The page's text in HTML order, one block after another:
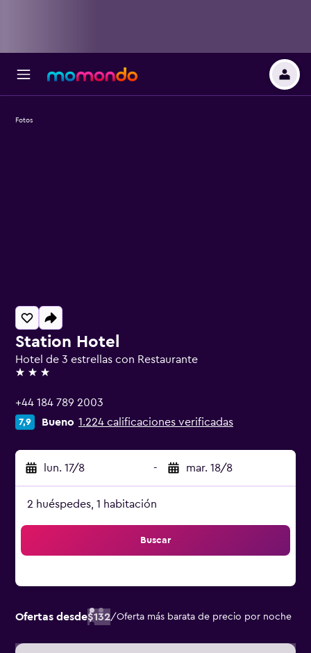
Station Hotel
Hotel de 3 estrellas con Restaurante
3 estrellas
+44 184 789 2003
7,9 Bueno 1.224 calificaciones verificadas
lun. 17/8 - mar. 18/8
2 huéspedes, 1 habitación
Buscar
Ofertas desde$132/Oferta más barata de precio por noche
Fotos